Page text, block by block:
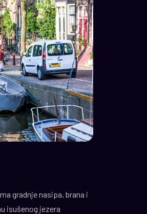
gradnje nasipa, brana i
isušenog jezera